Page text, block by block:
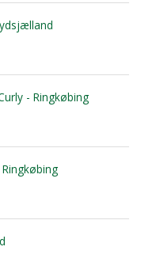
- Ringkøbing